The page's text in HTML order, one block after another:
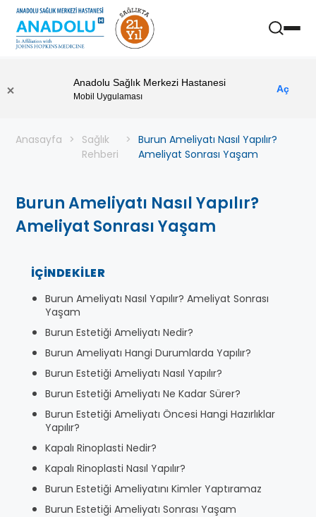
Anadolu Sağlık Merkezi Hastanesi
Mobil Uygulaması
Aç
Anasayfa
Sağlık
Rehberi
Burun Ameliyatı Nasıl Yapılır?
Ameliyat Sonrası Yaşam
Burun Ameliyatı Nasıl Yapılır?
Ameliyat Sonrası Yaşam
İÇINDEKILER
Burun Ameliyatı Nasıl Yapılır? Ameliyat Sonrası
Yaşam
Burun Estetiği Ameliyatı Nedir?
Burun Ameliyatı Hangi Durumlarda Yapılır?
Burun Estetiği Ameliyatı Nasıl Yapılır?
Burun Estetiği Ameliyatı Ne Kadar Sürer?
Burun Estetiği Ameliyatı Öncesi Hangi Hazırlıklar
Yapılır?
Kapalı Rinoplasti Nedir?
Kapalı Rinoplasti Nasıl Yapılır?
Burun Estetiği Ameliyatını Kimler Yaptıramaz
Burun Estetiği Ameliyatı Sonrası Yaşam